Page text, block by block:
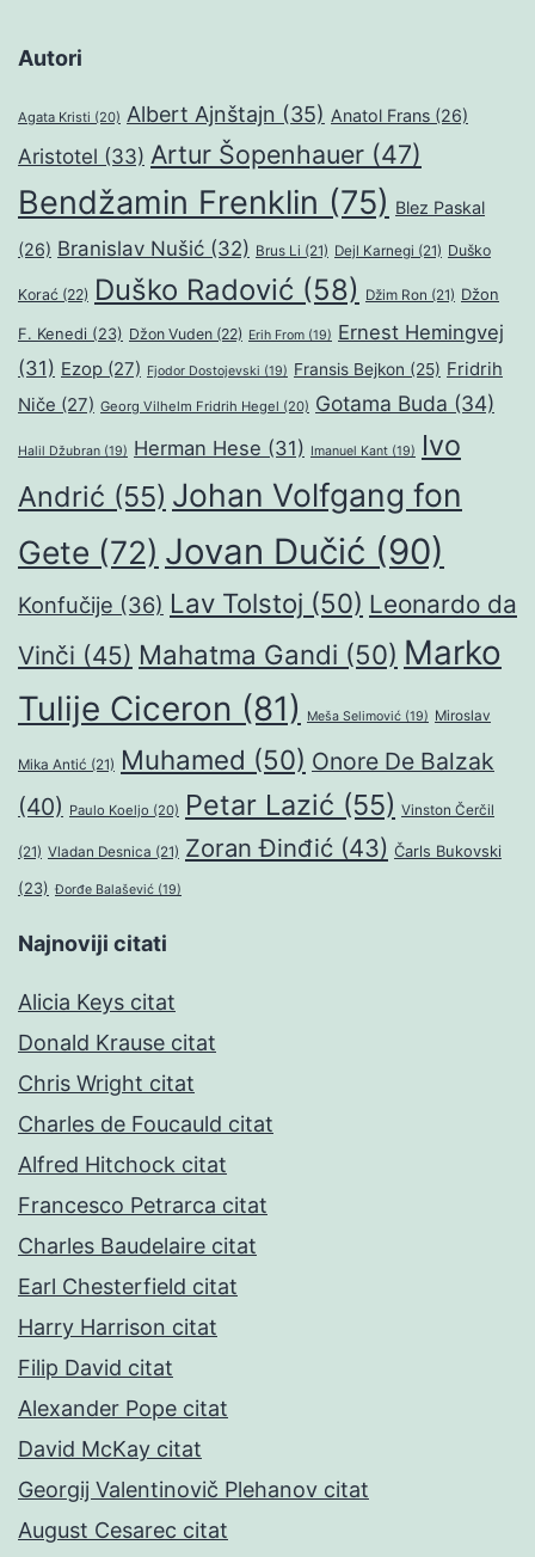
Autori
Agata Kristi (20) Albert Ajnštajn (35) Anatol Frans (26)
Aristotel (33) Artur Šopenhauer (47)
Bendžamin Frenklin (75) Blez Paskal
(26) Branislav Nušić (32) Brus Li (21) Dejl Karnegi (21) Duško
Korać (22) Duško Radović (58) Džim Ron (21) Džon
F. Kenedi (23) Džon Vuden (22) Erih From (19) Ernest Hemingvej
(31) Ezop (27) Fjodor Dostojevski (19) Fransis Bejkon (25) Fridrih
Niče (27) Georg Vilhelm Fridrih Hegel (20) Gotama Buda (34)
Halil Džubran (19) Herman Hese (31) Imanuel Kant (19)
Ivo
Andrić (55) Johan Volfgang fon
Gete (72) Jovan Dučić (90)
Konfučije (36) Lav Tolstoj (50) Leonardo da
Vinči (45) Mahatma Gandi (50) Marko
Tulije Ciceron (81) Meša Selimović (19) Miroslav
Mika Antić (21) Muhamed (50) Onore De Balzak
(40) Paulo Koeljo (20) Petar Lazić (55) Vinston Čerčil
(21) Vladan Desnica (21) Zoran Đinđić (43) Čarls Bukovski
(23) Đorđe Balašević (19)
Najnoviji citati
Alicia Keys citat
Donald Krause citat
Chris Wright citat
Charles de Foucauld citat
Alfred Hitchock citat
Francesco Petrarca citat
Charles Baudelaire citat
Earl Chesterfield citat
Harry Harrison citat
Filip David citat
Alexander Pope citat
David McKay citat
Georgij Valentinovič Plehanov citat
August Cesarec citat